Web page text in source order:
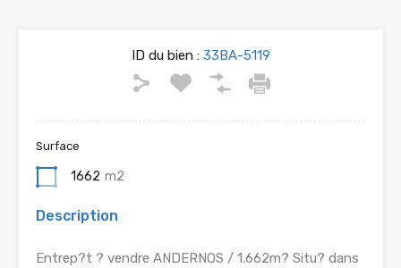
ID du bien :33BA-5119
Surface
1662 m2
Description
Entrep?t ? vendre ANDERNOS / 1.662m? Situ? dans